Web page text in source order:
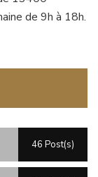
de 9h à 18h.
46 Post(s)